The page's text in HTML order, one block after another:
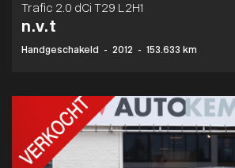
Trafic 2.0 dCi T29 L2H1
n.v.t
Handgeschakeld - 2012 - 153.633 km